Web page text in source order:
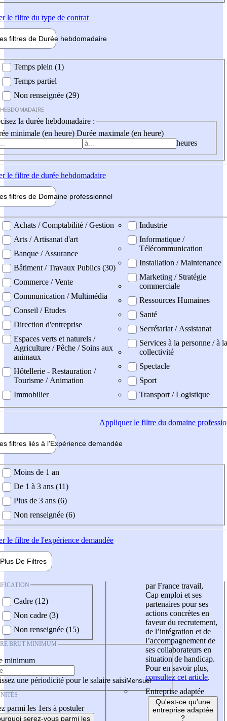
le filtre du type de contrat
filtres de Durée hebdomadaire
Temps plein (1)
Temps partiel
Non renseignée (29)
la durée hebdomadaire :
minimale (en heure) Durée maximale (en heure)
heures
le filtre de durée hebdomadaire
filtres de Domaine professionnel
professionel
Achats / Comptabilité / Gestion
Arts / Artisanat d'art
Banque / Assurance
Bâtiment / Travaux Publics (30)
Commerce / Vente
Communication / Multimédia
Conseil / Etudes
Direction d'entreprise
Espaces verts et naturels /
Agriculture / Pêche / Soins aux
animaux
Hôtellerie - Restauration /
Tourisme / Animation
Immobilier
Industrie
Informatique /
Télécommunication
Installation / Maintenance
Marketing / Stratégie
commerciale
Ressources Humaines
Santé
Secrétariat / Assistanat
Services à la personne / à la
collectivité
Spectacle
Sport
Transport / Logistique
Appliquerle filtre du domaine
filtres liés à l'Expérience demandée
demandée
Moins de 1 an
De 1 à 3 ans (11)
Plus de 3 ans (6)
Non renseignée (6)
le filtre de l'expérience demandée
Plus De Filtres
Cadre (12)
Non cadre (3)
Non renseignée (15)
BRUT MINIMUM
minimum
une périodicité pour le salaire saisi
parmi les 1ers à postuler
serez-vous parmi les
par France travail,
Cap emploi et ses
partenaires pour ses
actions concrètes en
faveur du recrutement,
de l’intégration et de
l’accompagnement de
ses collaborateurs en
situation de handicap.
Pour en savoir plus,
consultez cet article.
Entreprise adaptée
Qu'est-ce qu'une
entreprise adaptée
?